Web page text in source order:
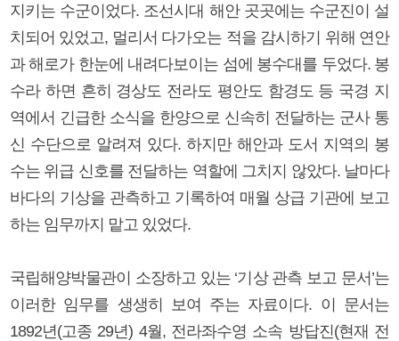
지키는 수군이었다. 조선시대 해안 곳곳에는 수군진이 설
치되어 있었고, 멀리서 다가오는 적을 감시하기 위해 연안
과 해로가 한눈에 내려다보이는 섬에 봉수대를 두었다. 봉
수라 하면 흔히 경상도 전라도 평안도 함경도 등 국경 지
역에서 긴급한 소식을 한양으로 신속히 전달하는 군사 통
신 수단으로 알려져 있다. 하지만 해안과 도서 지역의 봉
수는 위급 신호를 전달하는 역할에 그치지 않았다. 날마다
바다의 기상을 관측하고 기록하여 매월 상급 기관에 보고
하는 임무까지 맡고 있었다.
국립해양박물관이 소장하고 있는 ‘기상 관측 보고 문서’는
이러한 임무를 생생히 보여 주는 자료이다. 이 문서는
1892년(고종 29년) 4월, 전라좌수영 소속 방답진(현재 전